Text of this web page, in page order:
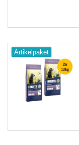
Artikelpaket